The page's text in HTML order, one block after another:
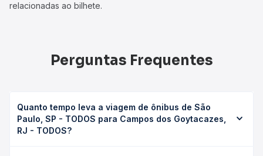
relacionadas ao bilhete.
Perguntas Frequentes
Quanto tempo leva a viagem de ônibus de São
Paulo, SP - TODOS para Campos dos Goytacazes,
RJ - TODOS?